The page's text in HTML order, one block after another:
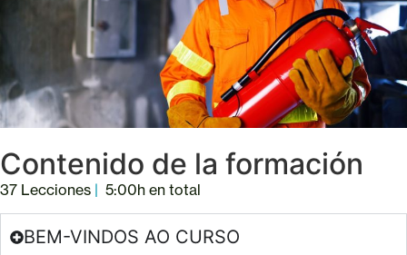
Contenido de la formación
37 Lecciones | 5:00h en total
BEM-VINDOS AO CURSO